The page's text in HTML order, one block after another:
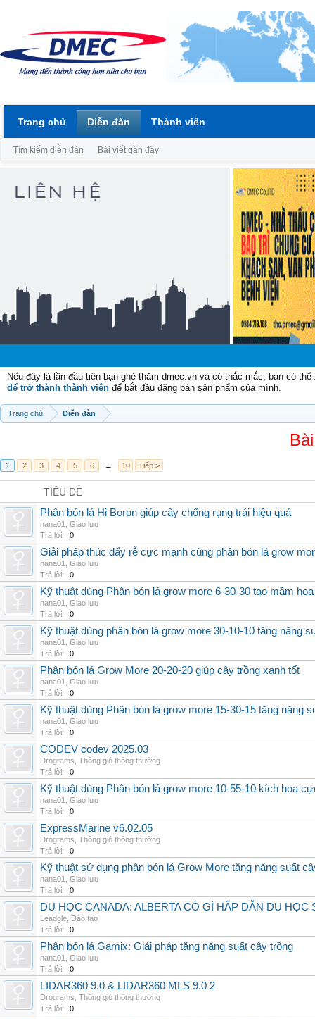
Nếu đây là lần đầu tiên bạn ghé thăm dmec.vn và có thắc mắc, bạn có
để trở thành thành viên để bắt đầu đăng bán sản phẩm của mình.
Trang chủ Diễn đàn
1 2 3 4 5 6 → 10 Tiếp >
TIÊU ĐỀ
Phân bón lá Hi Boron giúp cây chống rụng trái hiệu quả
nana01
Giao lưu
Trả lời:
0
Giải pháp thúc đẩy rễ cực mạnh cùng phân bón lá grow
nana01
Giao lưu
Trả lời:
0
Kỹ thuật dùng Phân bón lá grow more 6-30-30 tạo mầm hoa
nana01
Giao lưu
Trả lời:
0
Kỹ thuật dùng phân bón lá grow more 30-10-10 tăng năng
nana01
Giao lưu
Trả lời:
0
Phân bón lá Grow More 20-20-20 giúp cây trồng xanh tốt
nana01
Giao lưu
Trả lời:
0
Kỹ thuật dùng Phân bón lá grow more 15-30-15 tăng năng
nana01
Giao lưu
Trả lời:
0
CODEV codev 2025.03
Drograms Thông gió thông thường
Trả lời:
0
Kỹ thuật dùng Phân bón lá grow more 10-55-10 kích hoa
nana01
Giao lưu
Trả lời:
0
ExpressMarine v6.02.05
Drograms Thông gió thông thường
Trả lời:
0
Kỹ thuật sử dụng phân bón lá Grow More tăng năng suất
nana01
Giao lưu
Trả lời:
0
DU HỌC CANADA: ALBERTA CÓ GÌ HẤP DẪN DU HỌC
Leadgle Đào tạo
Trả lời:
0
Phân bón lá Gamix: Giải pháp tăng năng suất cây trồng
nana01
Giao lưu
Trả lời:
0
LIDAR360 9.0 & LIDAR360 MLS 9.0 2
Drograms Thông gió thông thường
Trả lời:
0
Trang chủ Diễn đàn
Tìm kiếm diễn đàn Bài viết gần đây
Thành viên